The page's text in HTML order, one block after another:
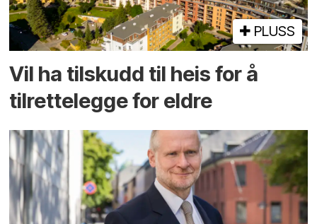
PLUSS
Vil ha tilskudd til heis for å
tilrettelegge for eldre